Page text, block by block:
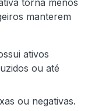
torna menos
manterem
ativos
ou até
ou negativas.